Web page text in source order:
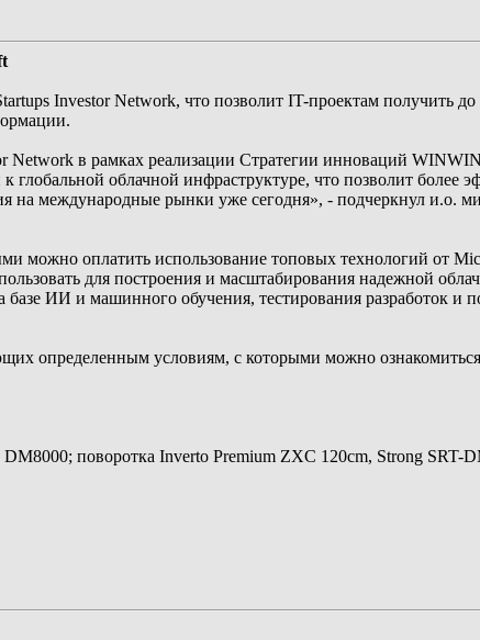
Investor Network, что позволит IT-проектам получить
Network в рамках реализации Стратегии инноваций
облачной инфраструктуре, что позволит более
на международные рынки уже сегодня», - подчеркнул и.о.
можно оплатить использование топовых технологий от
для построения и масштабирования надежной
ИИ и машинного обучения, тестирования разработок и
определенным условиям, с которыми можно
поворотка Inverto Premium ZXC 120cm, Strong SRT-